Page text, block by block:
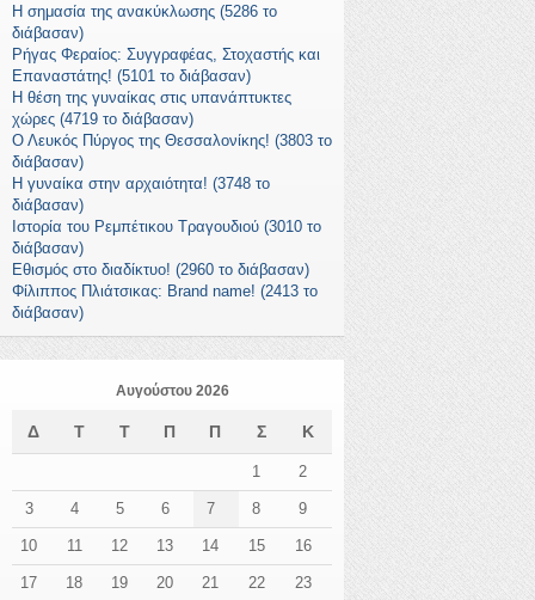
Η σημασία της ανακύκλωσης (5286 το
διάβασαν)
Ρήγας Φεραίος: Συγγραφέας, Στοχαστής και
Επαναστάτης! (5101 το διάβασαν)
Η θέση της γυναίκας στις υπανάπτυκτες
χώρες (4719 το διάβασαν)
Ο Λευκός Πύργος της Θεσσαλονίκης! (3803 το
διάβασαν)
Η γυναίκα στην αρχαιότητα! (3748 το
διάβασαν)
Ιστορία του Ρεμπέτικου Τραγουδιού (3010 το
διάβασαν)
Εθισμός στο διαδίκτυο! (2960 το διάβασαν)
Φίλιππος Πλιάτσικας: Brand name! (2413 το
διάβασαν)
Αυγούστου 2026
Δ Τ Τ Π Π Σ Κ
1 2
3 4 5 6 7 8 9
10 11 12 13 14 15 16
17 18 19 20 21 22 23